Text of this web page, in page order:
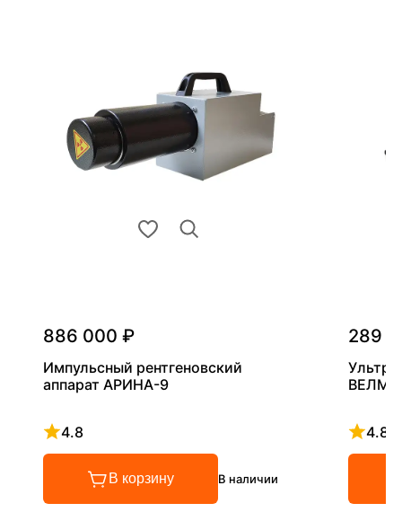
886 000 ₽
Импульсный рентгеновский
аппарат АРИНА-9
4.8
Рейтинг 4.8 из 5
В корзину В наличии
289
4.8